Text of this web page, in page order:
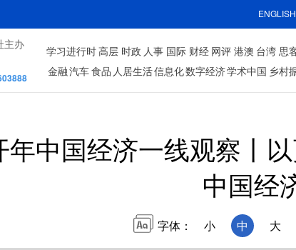
ENGLISH
主办
学习进行时 高层 时政 人事 国际 财经 网评 港澳 台湾 思
金融 汽车 食品 人居生活信息化数字经济学术中国 乡村
年中国经济一线观察丨
中国经
字体： 小 中 大